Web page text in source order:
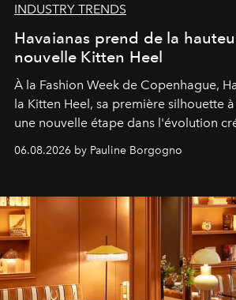
INDUSTRY TRENDS
Havaianas prend de la
nouvelle Kitten Heel
À la Fashion Week de Copenhague,
la Kitten Heel, sa première silhouette
une nouvelle étape dans l'évolution
06.08.2026 by Pauline Borgogno